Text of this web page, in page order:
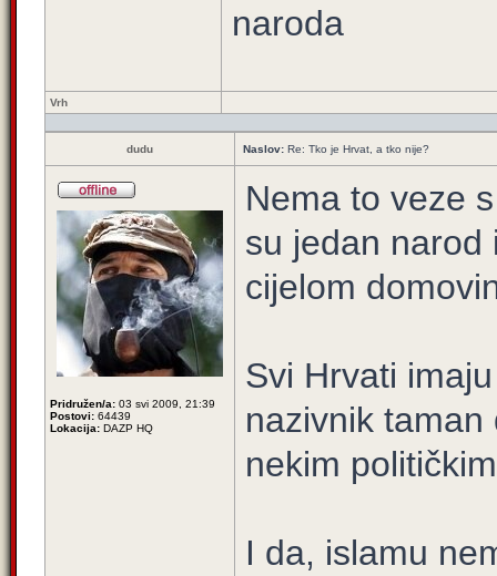
naroda
Vrh
dudu Naslov: Re: Tko je Hrvat, a tko nije?
Pridružen/a: 03 svi 2009, 21:39
Postovi: 64439
Lokacija: DAZP HQ
Nema to veze
su jedan narod
cijelom
Svi Hrvati
nazivnik
nekim
I da, islamu